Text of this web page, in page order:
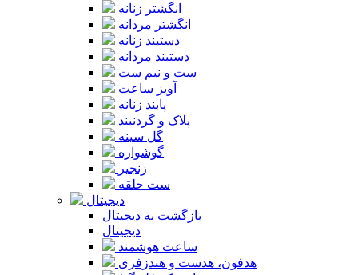
انگشتر زنانه
انگشتر مردانه
دستبند زنانه
دستبند مردانه
ست و نیم ست
آویز ساعت
پابند زنانه
پلاک و گردنبند
گل سینه
گوشواره
زنجیر
ست حلقه
دیجیتال
بازگشت به دیجیتال
دیجیتال
ساعت هوشمند
هدفون، هدست و هندزفری